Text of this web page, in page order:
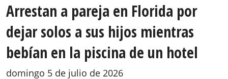
Arrestan a pareja en Florida por
dejar solos a sus hijos mientras
bebían en la piscina de un hotel
domingo 5 de julio de 2026